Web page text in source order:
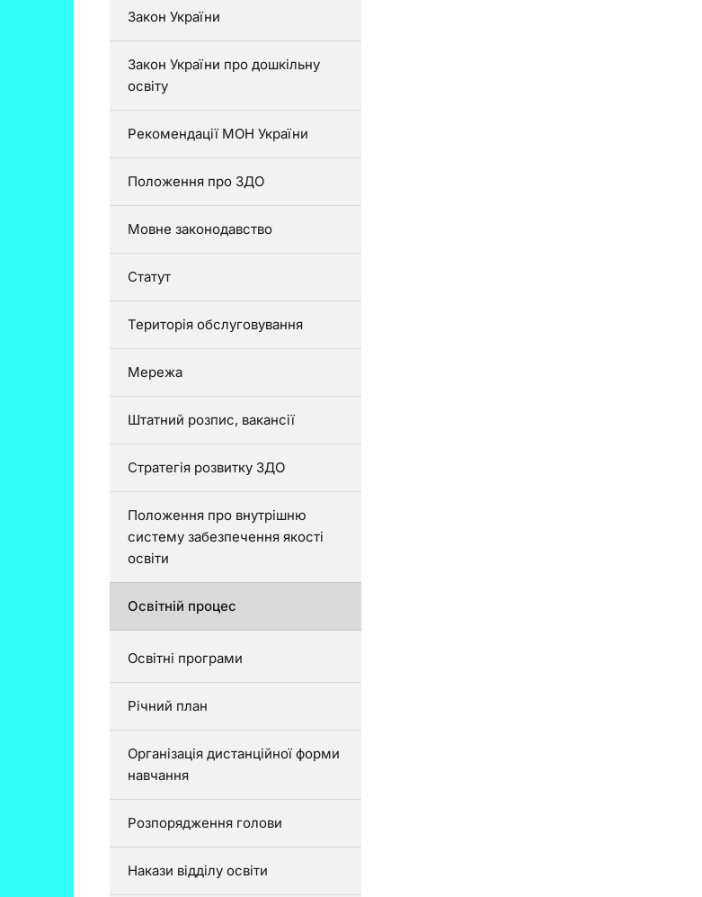
Закон України
Закон України про дошкільну
освіту
Рекомендації МОН України
Положення про ЗДО
Мовне законодавство
Статут
Територія обслуговування
Мережа
Штатний розпис, вакансії
Стратегія розвитку ЗДО
Положення про внутрішню
систему забезпечення якості
освіти
Освітній процес
Освітні програми
Річний план
Організація дистанційної форми
навчання
Розпорядження голови
Накази відділу освіти